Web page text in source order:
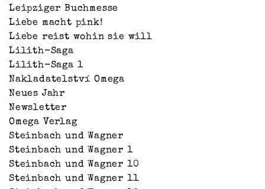
Leipziger Buchmesse
Liebe macht pink!
Liebe reist wohin sie will
Lilith-Saga
Lilith-Saga 1
Nakladatelství Omega
Neues Jahr
Newsletter
Omega Verlag
Steinbach und Wagner
Steinbach und Wagner 1
Steinbach und Wagner 10
Steinbach und Wagner 11